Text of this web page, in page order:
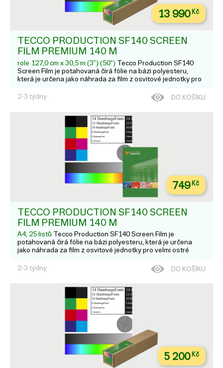
13 990Kč
TECCO PRODUCTION SF140 SCREEN
FILM PREMIUM 140 Μ
role 127,0 cm x 30,5 m (3") (50") Tecco Production SF140
Screen Film je potahovaná čirá fólie na bázi polyesteru,
která je určena jako náhrada za film z osvitové jednotky pro
na dye nebo pigmentových tiskárnách. Hodí se pro: L...
2-3 týdny DO KOŠÍKU
749Kč
TECCO PRODUCTION SF140 SCREEN
FILM PREMIUM 140 Μ
A4, 25 listů Tecco Production SF140 Screen Film je
potahovaná čirá fólie na bázi polyesteru, která je určena
jako náhrada za film z osvitové jednotky pro velmi ostré
nebo pigmentových tiskárnách. Hodí se pro: L...
2-3 týdny DO KOŠÍKU
5 200Kč